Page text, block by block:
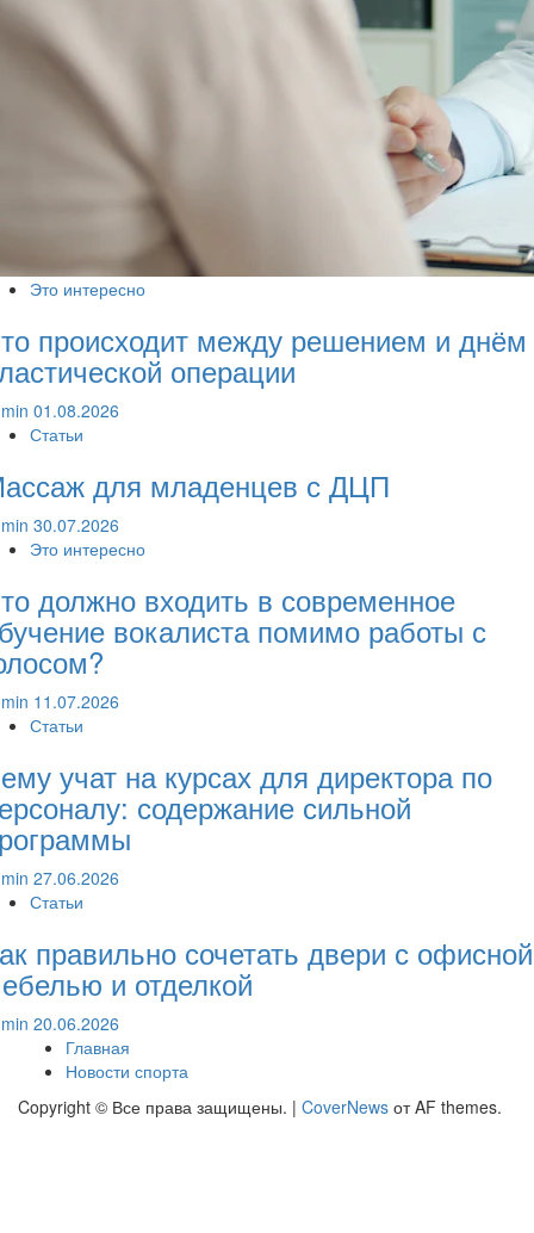
Это интересно
происходит между решением и днём
операции
01.08.2026
Статьи
для младенцев с ДЦП
30.07.2026
Это интересно
должно входить в современное
вокалиста помимо работы с
11.07.2026
Статьи
учат на курсах для директора по
содержание сильной
27.06.2026
Статьи
правильно сочетать двери с офисной
и отделкой
20.06.2026
Главная
Новости спорта
Copyright © Все права защищены. | CoverNews от AF themes.